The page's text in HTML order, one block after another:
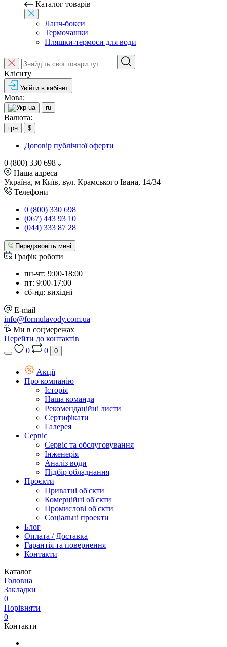
Каталог товарів
Ланч-бокси
Термочашки
Пляшки-термоси для води
Клієнту
Увійти в кабінет
Мова:
ua ru
Валюта:
грн $
Договір публічної оферти
0 (800) 330 698
Наша адреса
Україна, м Київ, вул. Крамського Івана, 14/34
Телефони
0 (800) 330 698
(067) 443 93 10
(044) 333 87 28
Передзвоніть мені
Графік роботи
пн-чт: 9:00-18:00
пт: 9:00-17:00
сб-нд: вихідні
E-mail
info@formulavody.com.ua
Ми в соцмережах
Перейти до контактів
0
0 0
Акції
Про компанію
Історія
Наша команда
Рекомендаційні листи
Сертифікати
Галерея
Сервіс
Сервіс та обслуговування
Інженерія
Аналіз води
Підбір обладнання
Проєкти
Приватні об'єкти
Комерційні об'єкти
Промислові об'єкти
Соціальні проекти
Блог
Оплата / Доставка
Гарантія та повернення
Контакти
Каталог
Головна
Закладки
0
Порівняти
0
Контакти